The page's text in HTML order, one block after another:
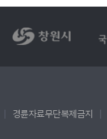
경륜자료무단복제금지